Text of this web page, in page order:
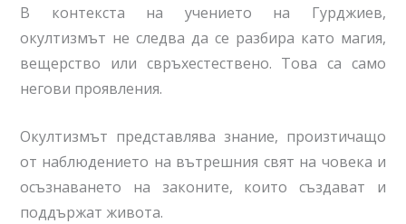
В контекста на учението на Гурджиев,
окултизмът не следва да се разбира като магия,
вещерство или свръхестествено. Това са само
негови проявления.
Окултизмът представлява знание, произтичащо
от наблюдението на вътрешния свят на човека и
осъзнаването на законите, които създават и
поддържат живота.